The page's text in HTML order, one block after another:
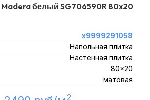
белый SG706590R 80x20
х9999291058
Напольная плитка
Настенная плитка
80x20
матовая
2